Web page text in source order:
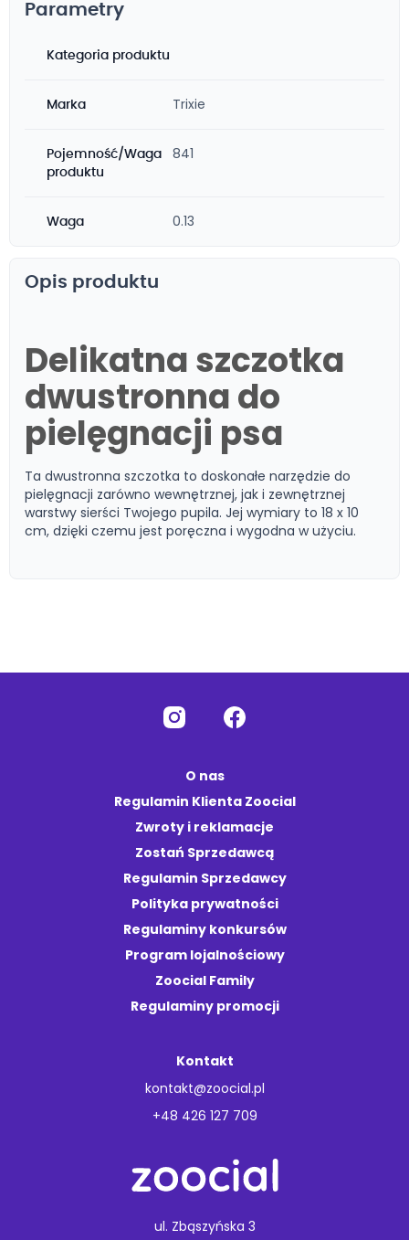
Parametry
Kategoria produktu
Marka Trixie
Pojemność/Waga
produktu
841
Waga 0.13
Opis produktu
Delikatna szczotka
dwustronna do
pielęgnacji psa
Ta dwustronna szczotka to doskonałe narzędzie do
pielęgnacji zarówno wewnętrznej, jak i zewnętrznej
warstwy sierści Twojego pupila. Jej wymiary to 18 x 10
cm, dzięki czemu jest poręczna i wygodna w użyciu.
O nas
Regulamin Klienta Zoocial
Zwroty i reklamacje
Zostań Sprzedawcą
Regulamin Sprzedawcy
Polityka prywatności
Regulaminy konkursów
Program lojalnościowy
Zoocial Family
Regulaminy promocji
Kontakt
kontakt@zoocial.pl
+48 426 127 709
ul. Zbąszyńska 3